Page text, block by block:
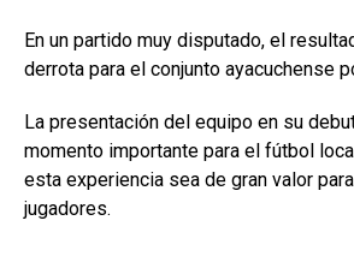
En un partido muy disputado, el
derrota para el conjunto ayacuchense
La presentación del equipo en su
momento importante para el fútbol
esta experiencia sea de gran valor
jugadores.